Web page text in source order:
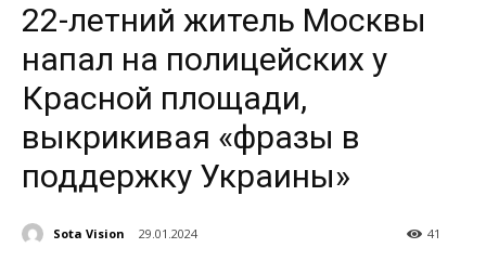
22-летний житель Москвы
напал на полицейских у
Красной площади,
выкрикивая «фразы в
поддержку Украины»
Sota Vision 29.01.2024 41